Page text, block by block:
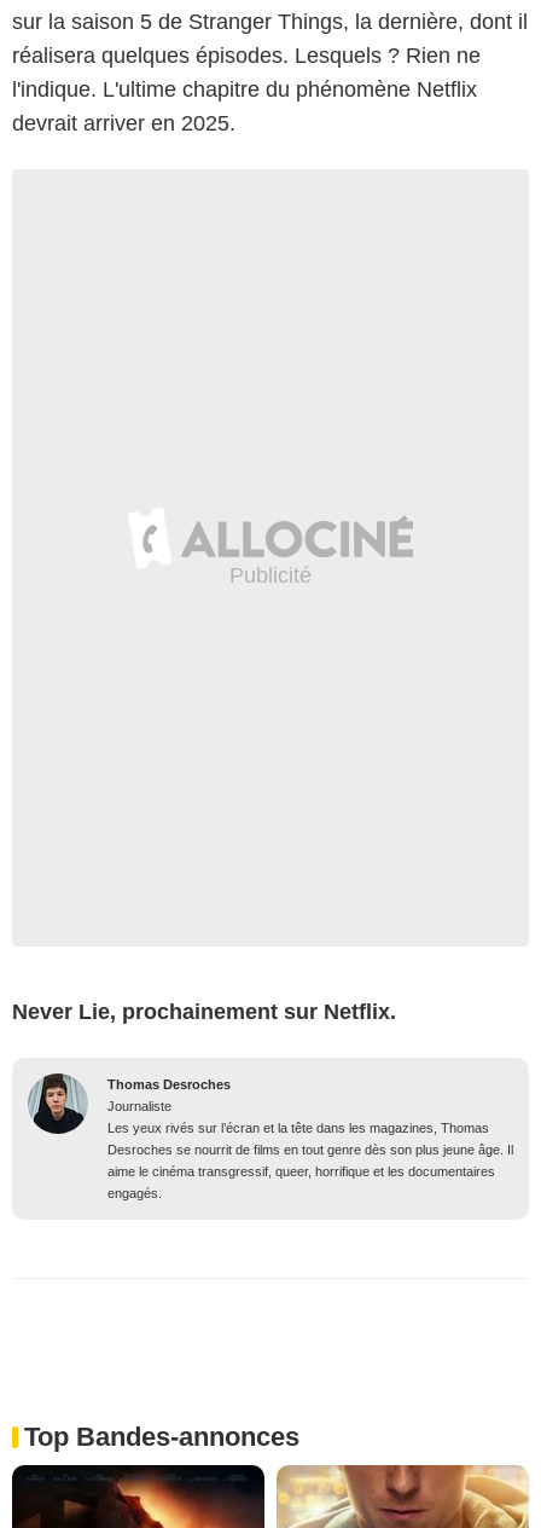
sur la saison 5 de Stranger Things, la dernière, dont il
réalisera quelques épisodes. Lesquels ? Rien ne
l'indique. L'ultime chapitre du phénomène Netflix
devrait arriver en 2025.
Never Lie, prochainement sur Netflix.
Thomas Desroches
Journaliste
Les yeux rivés sur l’écran et la tête dans les magazines, Thomas
Desroches se nourrit de films en tout genre dès son plus jeune âge. Il
aime le cinéma transgressif, queer, horrifique et les documentaires
engagés.
Top Bandes-annonces